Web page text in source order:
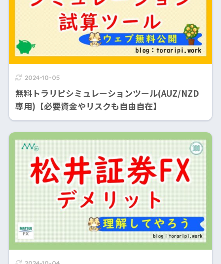
2024-10-05
無料トラリピシミュレーションツール(AUZ/NZD
専用)【必要資金やリスクも自由自在】